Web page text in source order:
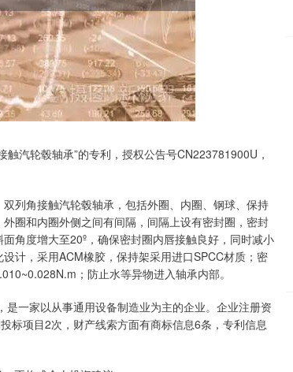
汽轮毂轴承”的专利，授权公告号CN223781900U，
列角接触汽轮毂轴承，包括外圈、内圈、钢球、保持
圈和内圈外侧之间有间隔，间隔上设有密封圈，密封
角度增大至20º，确保密封圈内唇接触良好，同时减小
计，采用ACM橡胶，保持架采用进口SPCC材质；密
；防止水等异物进入轴承内部。
一家以从事通用设备制造业为主的企业。企业注册资
标项目2次，财产线索方面有商标信息6条，专利信息